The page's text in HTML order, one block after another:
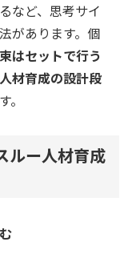
など、思考サイ
があります。個
はセットで行う
材育成の設計段
。
ルー人材育成